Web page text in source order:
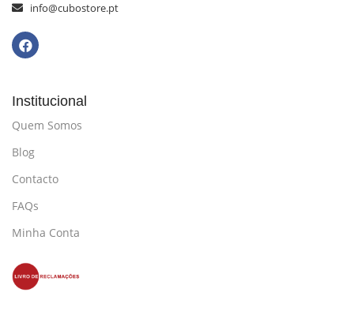
info@cubostore.pt
Institucional
Quem Somos
Blog
Contacto
FAQs
Minha Conta